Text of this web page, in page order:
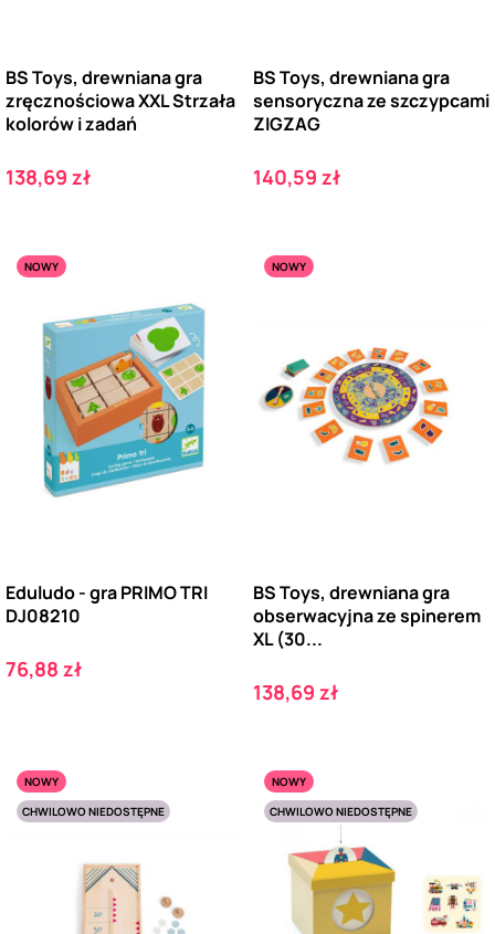
BS Toys, drewniana gra
zręcznościowa XXL Strzała
kolorów i zadań
Cena
138,69 zł
BS Toys, drewniana gra
sensoryczna ze szczypcami
ZIGZAG
Cena
140,59 zł
NOWY
Eduludo - gra PRIMO TRI
DJ08210
Cena
76,88 zł
NOWY
BS Toys, drewniana gra
obserwacyjna ze spinerem
XL (30...
Cena
138,69 zł
NOWY
CHWILOWO NIEDOSTĘPNE
NOWY
CHWILOWO NIEDOSTĘPNE